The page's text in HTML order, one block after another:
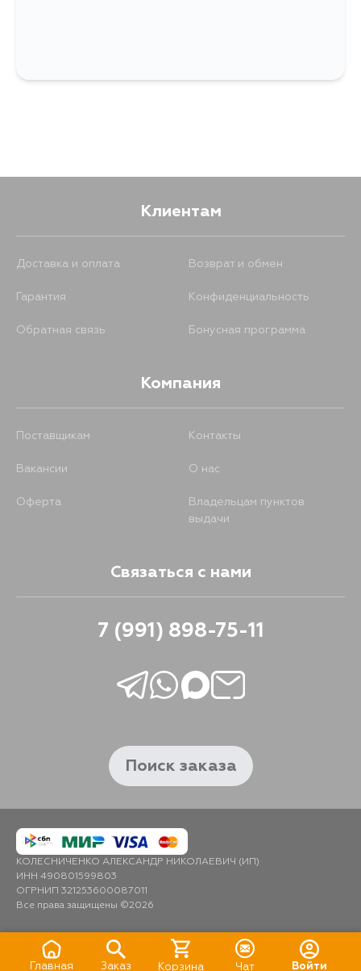
Клиентам
Доставка и оплата Возврат и обмен
Гарантия Конфиденциальность
Обратная связь Бонусная программа
Компания
Поставщикам Контакты
Вакансии О нас
Оферта
Владельцам пунктов
выдачи
Связаться с нами
7 (991) 898-75-11
Поиск заказа
КОЛЕСНИЧЕНКО АЛЕКСАНДР НИКОЛАЕВИЧ (ИП)
ИНН 490801599803
ОГРНИП 321253600087011
Все права защищены ©2026
Главная Заказ Корзина Чат Войти